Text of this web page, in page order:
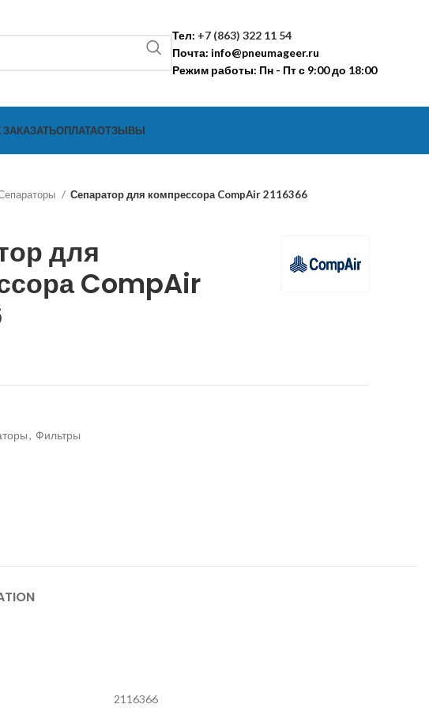
Тел: +7 (863) 322 11 54
Почта: info@pneumageer.ru
Режим работы: Пн - Пт с 9:00 до 18:00
ЗАКАЗАТЬОПЛАТАОТЗЫВЫ
Сепаратор для компрессора CompAir 2116366
для
CompAir
, Фильтры
2116366